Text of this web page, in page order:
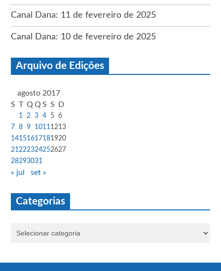
Canal Dana: 11 de fevereiro de 2025
Canal Dana: 10 de fevereiro de 2025
Arquivo de Edições
agosto 2017
S T Q Q S S D
1 2 3 4 5 6
7 8 9 1011 1213
14151617181920
21 222324252627
28293031
« jul set »
Categorias